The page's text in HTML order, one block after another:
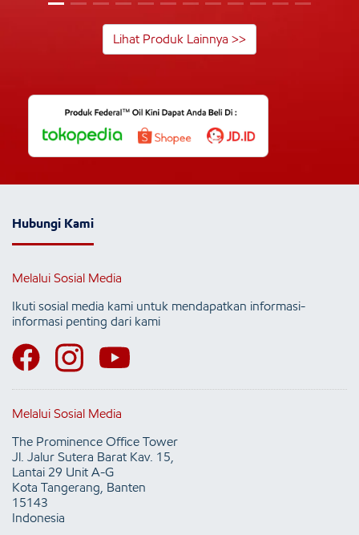
Lihat Produk Lainnya >>
Hubungi Kami
Melalui Sosial Media
Ikuti sosial media kami untuk mendapatkan informasi-
informasi penting dari kami
Melalui Sosial Media
The Prominence Office Tower
Jl. Jalur Sutera Barat Kav. 15,
Lantai 29 Unit A-G
Kota Tangerang, Banten
15143
Indonesia